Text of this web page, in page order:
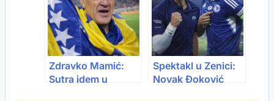
Zdravko Mamić:
Sutra idem u
Spektakl u Zenici:
Novak Đoković